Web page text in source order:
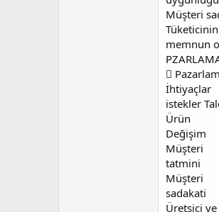
Müşteri
memnun

İhtiyaçlar
istekler
Ürün
Değişim
Müşteri
tatmini
Müşteri
sadakati
Üretşici